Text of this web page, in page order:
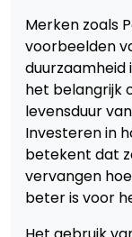
Merken zoals
voorbeelden
duurzaamheid
het belangrijk
levensduur
Investeren in
betekent dat
vervangen
beter is voor